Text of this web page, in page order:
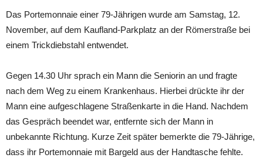
Das Portemonnaie einer 79-Jährigen wurde am Samstag, 12.
November, auf dem Kaufland-Parkplatz an der Römerstraße bei
einem Trickdiebstahl entwendet.
Gegen 14.30 Uhr sprach ein Mann die Seniorin an und fragte
nach dem Weg zu einem Krankenhaus. Hierbei drückte ihr der
Mann eine aufgeschlagene Straßenkarte in die Hand. Nachdem
das Gespräch beendet war, entfernte sich der Mann in
unbekannte Richtung. Kurze Zeit später bemerkte die 79-Jährige,
dass ihr Portemonnaie mit Bargeld aus der Handtasche fehlte.